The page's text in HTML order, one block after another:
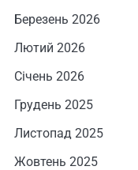
Березень 2026
Лютий 2026
Січень 2026
Грудень 2025
Листопад 2025
Жовтень 2025